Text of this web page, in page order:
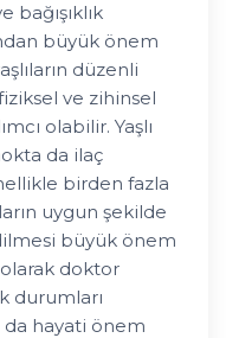
bağışıklık
büyük önem
düzenli
ve zihinsel
olabilir. Yaşlı
da ilaç
birden fazla
uygun şekilde
büyük önem
olarak doktor
durumları
da hayati önem